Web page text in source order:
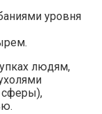
уровня
людям,
сферы),